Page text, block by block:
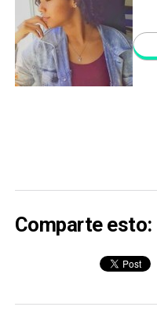
Comparte esto: